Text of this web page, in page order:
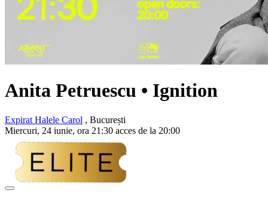
Anita Petruescu • Ignition
Expirat Halele Carol , București
Miercuri, 24 iunie, ora 21:30 acces de la 20:00
Adaugă